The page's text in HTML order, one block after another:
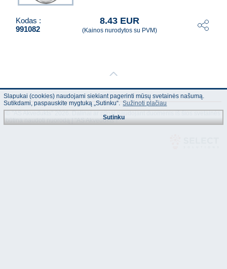
Kodas :
991082
8.43 EUR
(Kainos nurodytos su PVM)
© "AS Akvedukts" 2026. Dalinai ar pilnai naudojant duomenis iš šios svetainės
būtina naudoti nuorodą Į "AS Akvedukts"!
Slapukai (cookies) naudojami siekiant pagerinti mūsų svetainės našumą.
Sutikdami, paspauskite mygtuką „Sutinku“. Sužinoti plačiau
Sutinku